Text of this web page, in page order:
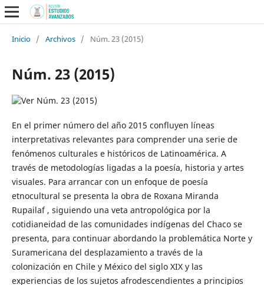
Inicio / Archivos / Núm. 23 (2015)
Núm. 23 (2015)
En el primer número del año 2015 confluyen líneas
interpretativas relevantes para comprender una serie de
fenómenos culturales e históricos de Latinoamérica. A
través de metodologías ligadas a la poesía, historia y artes
visuales. Para arrancar con un enfoque de poesía
etnocultural se presenta la obra de Roxana Miranda
Rupailaf , siguiendo una veta antropológica por la
cotidianeidad de las comunidades indígenas del Chaco se
presenta, para continuar abordando la problemática Norte y
Suramericana del desplazamiento a través de la
colonización en Chile y México del siglo XIX y las
experiencias de los sujetos afrodescendientes a principios